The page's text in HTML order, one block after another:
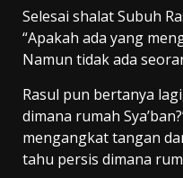
Selesai shalat Subuh
“Apakah ada yang
Namun tidak ada
Rasul pun bertanya
dimana rumah
mengangkat tangan
tahu persis dimana